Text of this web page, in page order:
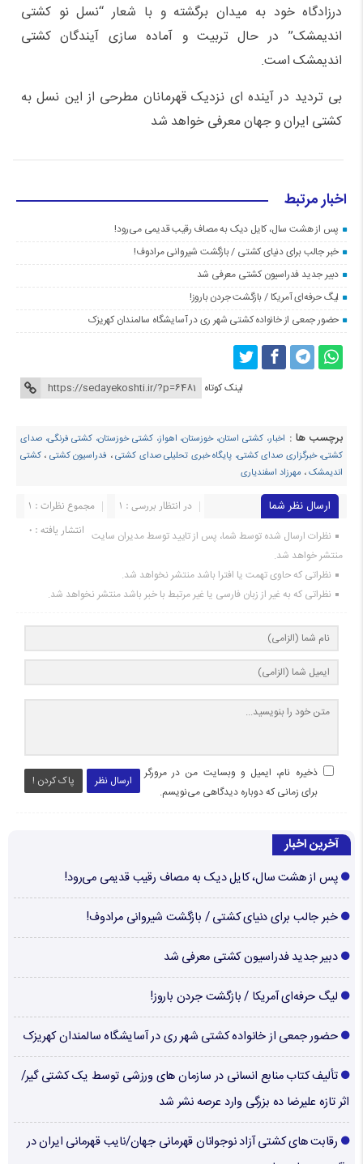
درزادگاه خود به میدان برگشته و با شعار “نسل نو کشتی
اندیمشک” در حال تربیت و آماده سازی آیندگان کشتی
اندیمشک است.
بی تردید در آینده ای نزدیک قهرمانان مطرحی از این نسل به
کشتی ایران و جهان معرفی خواهد شد
اخبار مرتبط
پس از هشت سال، کایل دیک به مصاف رقیب قدیمی می‌رود!
خبر جالب برای دنیای کشتی / بازگشت شیروانی مرادوف!
دبیر جدید فدراسیون کشتی معرفی شد
لیگ حرفه‌ای آمریکا / بازگشت جردن باروز!
حضور جمعی از خانواده کشتی شهر ری در آسایشگاه سالمندان کهریزک
لینک کوتاه
برچسب ها : اخبار، کشتی استان، خوزستان، اهواز، کشتی خوزستان، کشتی فرنگی، صدای
کشتی، خبرگزاری صدای کشتی، پایگاه خبری تحلیلی صدای کشتی، فدراسیون کشتی ، کشتی
اندیمشک، مهرزاد اسفندیاری
ارسال نظر شما مجموع نظرات : 1
در انتظار بررسی : 1
انتشار یافته : ۰ نظرات ارسال شده توسط شما، پس از تایید توسط مدیران سایت
منتشر خواهد شد.
نظراتی که حاوی تهمت یا افترا باشد منتشر نخواهد شد.
نظراتی که به غیر از زبان فارسی یا غیر مرتبط با خبر باشد منتشر نخواهد شد.
ارسال نظر پاک کردن !
ذخیره نام، ایمیل و وبسایت من در مرورگر
برای زمانی که دوباره دیدگاهی می‌نویسم.
آخرین اخبار
پس از هشت سال، کایل دیک به مصاف رقیب قدیمی می‌رود!
خبر جالب برای دنیای کشتی / بازگشت شیروانی مرادوف!
دبیر جدید فدراسیون کشتی معرفی شد
لیگ حرفه‌ای آمریکا / بازگشت جردن باروز!
حضور جمعی از خانواده کشتی شهر ری در آسایشگاه سالمندان کهریزک
تألیف کتاب منابع انسانی در سازمان های ورزشی توسط یک کشتی گیر/
اثر تازه علیرضا ده بزرگی وارد عرصه نشر شد
رقابت های کشتی آزاد نوجوانان قهرمانی جهان/نایب قهرمانی ایران در